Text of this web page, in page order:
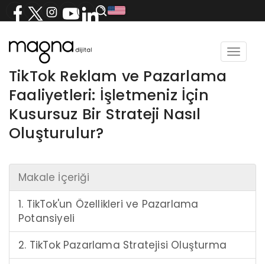
Toggle
TikTok Reklam ve Pazarlama
Faaliyetleri: İşletmeniz İçin
Kusursuz Bir Strateji Nasıl
Oluşturulur?
Makale İçeriği
1. TikTok'un Özellikleri ve Pazarlama
Potansiyeli
2. TikTok Pazarlama Stratejisi Oluşturma